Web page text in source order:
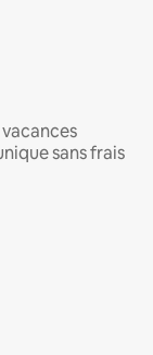
sans frais